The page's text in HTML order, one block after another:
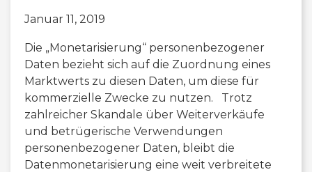
Januar 11, 2019
Die „Monetarisierung“ personenbezogener
Daten bezieht sich auf die Zuordnung eines
Marktwerts zu diesen Daten, um diese für
kommerzielle Zwecke zu nutzen. Trotz
zahlreicher Skandale über Weiterverkäufe
und betrügerische Verwendungen
personenbezogener Daten, bleibt die
Datenmonetarisierung eine weit verbreitete